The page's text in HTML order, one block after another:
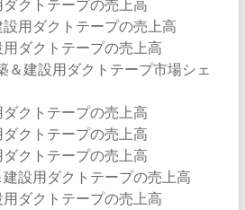
ダクトテープの売上高
設用ダクトテープの売上高
用ダクトテープの売上高
＆建設用ダクトテープ市場シェ
ダクトテープの売上高
ダクトテープの売上高
ダクトテープの売上高
建設用ダクトテープの売上高
用ダクトテープの売上高